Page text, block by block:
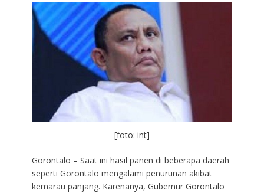
[foto: int]
Gorontalo – Saat ini hasil panen di beberapa daerah
seperti Gorontalo mengalami penurunan akibat
kemarau panjang. Karenanya, Gubernur Gorontalo